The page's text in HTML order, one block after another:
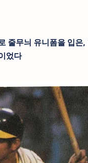
줄무늬 유니폼을 입
었다